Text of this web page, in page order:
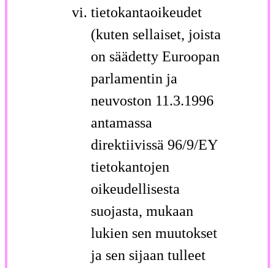
tietokantaoikeudet
(kuten sellaiset, joista
on säädetty Euroopan
parlamentin ja
neuvoston 11.3.1996
antamassa
direktiivissä 96/9/EY
tietokantojen
oikeudellisesta
suojasta, mukaan
lukien sen muutokset
ja sen sijaan tulleet